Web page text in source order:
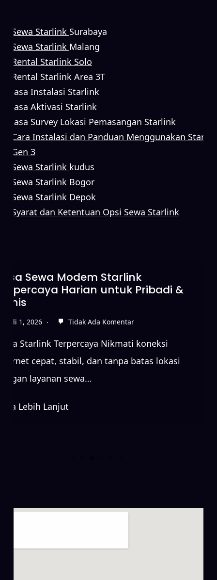
Sewa Starlink Surabaya
Sewa Starlink Malang
Rental Starlink Solo
Rental Starlink Area 3T
Jasa Instalasi Starlink
Jasa Aktivasi Starlink
Jasa Survey Lokasi Pemasangan Starlink
Cara Instalasi dan Panduan Menggunakan
Gen 3
Sewa Starlink kudus
Sewa Starlink Bogor
Sewa Starlink Depok
Syarat dan Ketentuan Opsi Sewa Starlink
Starlink Tanpa DP untuk
Internet Cepat
Juni 15, 2026
cepat, stabil, dan tanpa batas lokasi
layanan sewa…